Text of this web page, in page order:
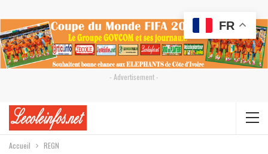
- Advertisement -
Accueil REGN
FR